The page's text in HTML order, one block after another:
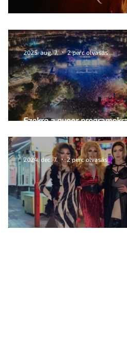
Ezekre a queer
2025. aug. 7. 2 perc olvasás
2024. dec. 7. 2 perc olvasás